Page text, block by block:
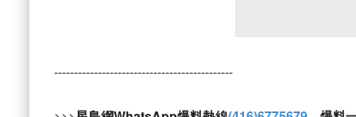
---------------------------------------------